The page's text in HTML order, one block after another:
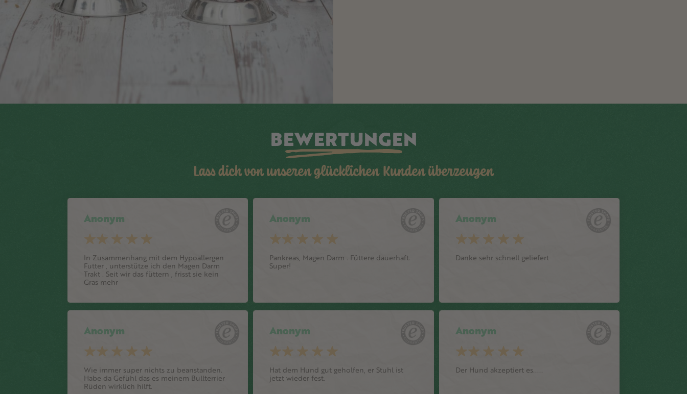
BEWERTUNGEN
Lass dich von unseren glücklichen Kunden überzeugen
Anonym
In Zusammenhang mit dem Hypoallergen
Futter , unterstütze ich den Magen Darm
Trakt . Seit wir das füttern , frisst sie kein
Gras mehr
Anonym
Pankreas, Magen Darm . Füttere dauerhaft.
Super!
Anonym
Danke sehr schnell geliefert
Anonym
Wie immer super nichts zu beanstanden.
Habe da Gefühl das es meinem Bullterrier
Rüden wirklich hilft.
Anonym
Hat dem Hund gut geholfen, er Stuhl ist
jetzt wieder fest.
Anonym
Der Hund akzeptiert es.....